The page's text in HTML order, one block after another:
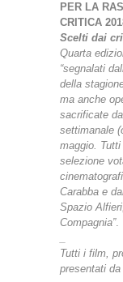
PER LA
CRITICA
Scelti dai
Quarta
“segnalati
della
ma anche
sacrificate
settimanale
maggio.
selezione
Carabba e
Spazio
Compagnia”.
Tutti i film,
presentati